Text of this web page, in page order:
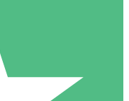
Nessun impegno